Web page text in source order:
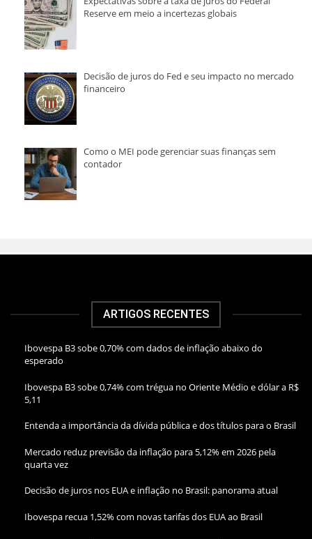
Reserve em meio a incertezas globais
Decisão de juros do Fed e seu impacto no mercado
financeiro
Como o MEI pode gerenciar suas finanças sem
contador
ARTIGOS RECENTES
Ibovespa B3 sobe 0,70% com dados de inflação abaixo do
esperado
Ibovespa B3 sobe 0,74% com trégua no Oriente Médio e dólar a R$
5,11
Entenda a importância da dívida pública e dos títulos para o Brasil
Mercado reduz previsão da inflação para 5,12% em 2026 pela
quarta vez
Decisão de juros nos EUA e inflação no Brasil: panorama atual
Ibovespa recua 1,52% com novas tarifas dos EUA ao Brasil